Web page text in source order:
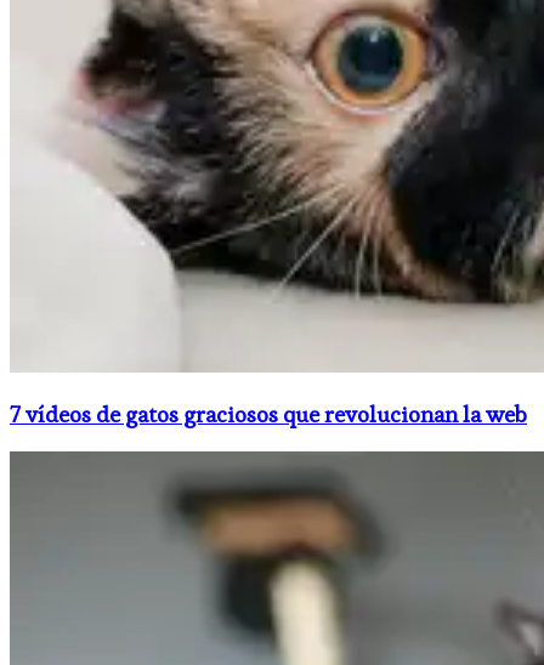
7 vídeos de gatos graciosos que revolucionan la web